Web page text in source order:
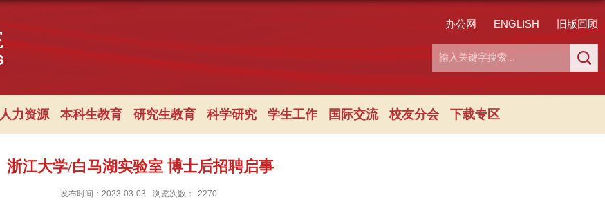
办公网 ENGLISH 旧版回顾
人力资源 本科生教育 研究生教育 科学研究 学生工作 国际交流 校友分会 下载专区
浙江大学/白马湖实验室 博士后招聘启事
发布时间：2023-03-03 浏览次数： 2270